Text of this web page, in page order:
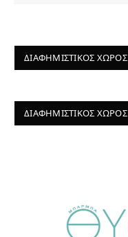
ΔΙΑΦΗΜΙΣΤΙΚΌΣ ΧΏΡΟΣ
ΔΙΑΦΗΜΙΣΤΙΚΌΣ ΧΏΡΟΣ